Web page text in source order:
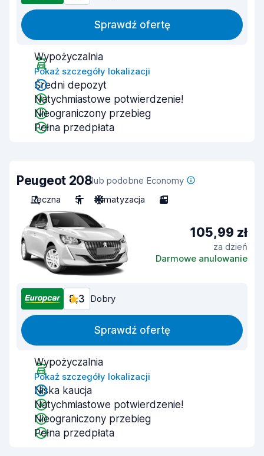
Sprawdź ofertę
Wypożyczalnia
Pokaż szczegóły lokalizacji
Średni depozyt
Natychmiastowe potwierdzenie!
Nieograniczony przebieg
Pełna przedpłata
Peugeot 208lub podobne Economy
Ręczna
5 Klimatyzacja 3
105,99 zł
za dzień
Darmowe anulowanie
8,3 Dobry
Sprawdź ofertę
Wypożyczalnia
Pokaż szczegóły lokalizacji
Niska kaucja
Natychmiastowe potwierdzenie!
Nieograniczony przebieg
Pełna przedpłata